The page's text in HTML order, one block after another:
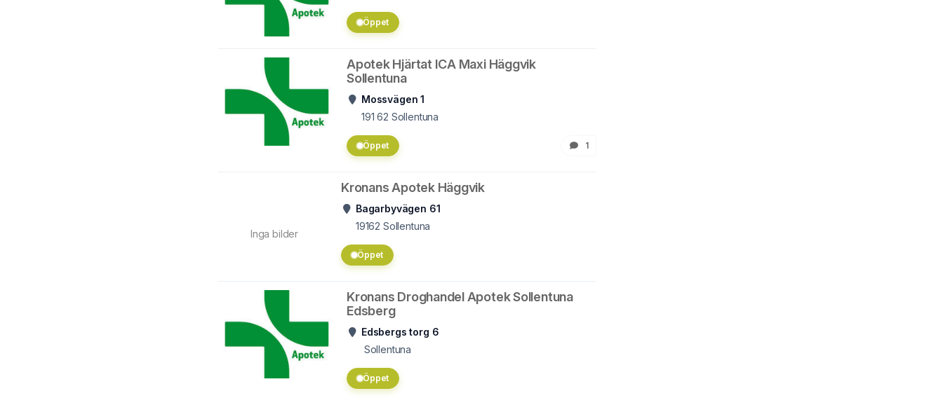
Öppet
Apotek Hjärtat ICA Maxi Häggvik
Sollentuna
Mossvägen 1
191 62 Sollentuna
Öppet 1
Inga bilder
Kronans Apotek Häggvik
Bagarbyvägen 61
19162 Sollentuna
Öppet
Kronans Droghandel Apotek Sollentuna
Edsberg
Edsbergs torg 6
Sollentuna
Öppet